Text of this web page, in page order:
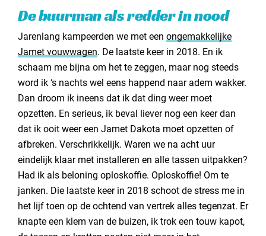
De buurman als redder in nood
Jarenlang kampeerden we met een ongemakkelijke
Jamet vouwwagen. De laatste keer in 2018. En ik
schaam me bijna om het te zeggen, maar nog steeds
word ik ‘s nachts wel eens happend naar adem wakker.
Dan droom ik ineens dat ik dat ding weer moet
opzetten. En serieus, ik beval liever nog een keer dan
dat ik ooit weer een Jamet Dakota moet opzetten of
afbreken. Verschrikkelijk. Waren we na acht uur
eindelijk klaar met installeren en alle tassen uitpakken?
Had ik als beloning oploskoffie. Oploskoffie! Om te
janken. Die laatste keer in 2018 schoot de stress me in
het lijf toen op de ochtend van vertrek alles tegenzat. Er
knapte een klem van de buizen, ik trok een touw kapot,